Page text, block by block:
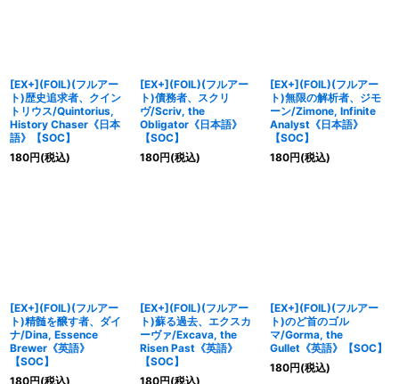
[EX+](FOIL)(フルアー
ト)歴史追求者、クイン
トリウス/Quintorius,
History Chaser《日本
語》【SOC】
180円(税込)
[EX+](FOIL)(フルアー
ト)債務者、スクリ
ヴ/Scriv, the
Obligator《日本語》
【SOC】
180円(税込)
[EX+](FOIL)(フルアー
ト)無限の解析者、ジモ
ーン/Zimone, Infinite
Analyst《日本語》
【SOC】
180円(税込)
[EX+](FOIL)(フルアー
ト)精髄を醸す者、ダイ
ナ/Dina, Essence
Brewer《英語》
【SOC】
180円(税込)
[EX+](FOIL)(フルアー
ト)蘇る過去、エクスカ
ーヴァ/Excava, the
Risen Past《英語》
【SOC】
180円(税込)
[EX+](FOIL)(フルアー
ト)のど首のゴル
マ/Gorma, the
Gullet《英語》【SOC】
180円(税込)